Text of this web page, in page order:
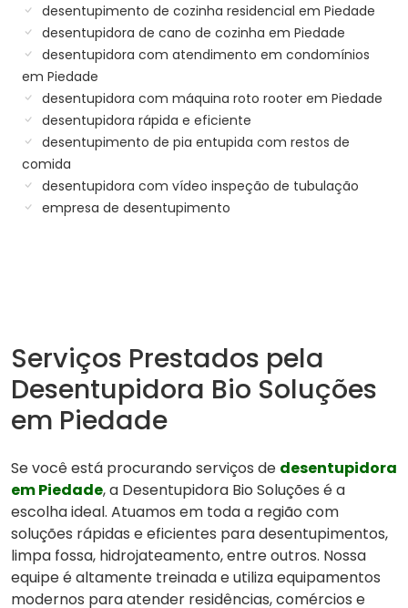
desentupimento de cozinha residencial em Piedade
desentupidora de cano de cozinha em Piedade
desentupidora com atendimento em condomínios
em Piedade
desentupidora com máquina roto rooter em Piedade
desentupidora rápida e eficiente
desentupimento de pia entupida com restos de
comida
desentupidora com vídeo inspeção de tubulação
empresa de desentupimento
Serviços Prestados pela
Desentupidora Bio Soluções
em Piedade
Se você está procurando serviços de desentupidora
em Piedade, a Desentupidora Bio Soluções é a
escolha ideal. Atuamos em toda a região com
soluções rápidas e eficientes para desentupimentos,
limpa fossa, hidrojateamento, entre outros. Nossa
equipe é altamente treinada e utiliza equipamentos
modernos para atender residências, comércios e